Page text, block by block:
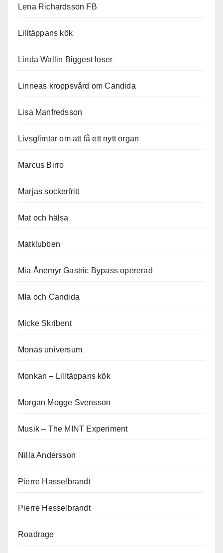
Lena Richardsson FB
Lilltäppans kök
Linda Wallin Biggest loser
Linneas kroppsvård om Candida
Lisa Manfredsson
Livsglimtar om att få ett nytt organ
Marcus Birro
Marjas sockerfritt
Mat och hälsa
Matklubben
Mia Ånemyr Gastric Bypass opererad
MIa och Candida
Micke Skribent
Monas universum
Monkan – Lilltäppans kök
Morgan Mogge Svensson
Musik – The MINT Experiment
Nilla Andersson
Pierre Hasselbrandt
Pierre Hesselbrandt
Roadrage